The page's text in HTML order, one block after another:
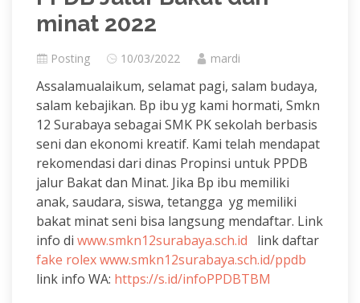
minat 2022
Posting 10/03/2022 mardi
Assalamualaikum, selamat pagi, salam budaya,
salam kebajikan. Bp ibu yg kami hormati, Smkn
12 Surabaya sebagai SMK PK sekolah berbasis
seni dan ekonomi kreatif. Kami telah mendapat
rekomendasi dari dinas Propinsi untuk PPDB
jalur Bakat dan Minat. Jika Bp ibu memiliki
anak, saudara, siswa, tetangga yg memiliki
bakat minat seni bisa langsung mendaftar. Link
info di www.smkn12surabaya.sch.id link daftar
fake rolexwww.smkn12surabaya.sch.id/ppdb
link info WA: https://s.id/infoPPDBTBM